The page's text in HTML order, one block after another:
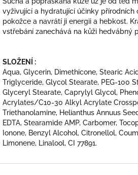
vyživující a hydratující účinky přírodních
pokožce a navrátí ji energii a hebkost.
vstřebání zanechává na kůži hedvábný
SLOŽENÍ :
Aqua, Glycerin, Dimethicone, Stearic
Triglyceride, Glycol Stearate, PEG-100
Glyceryl Stearate, Caprylyl Glycol,
Acrylates/C10-30 Alkyl Acrylate
Triethanolamine, Helianthus Annuus
EDTA, Stearamide AMP, Carbomer,
Ionone, Benzyl Alcohol, Citronellol,
Limonene, Linalool, CI 77891.